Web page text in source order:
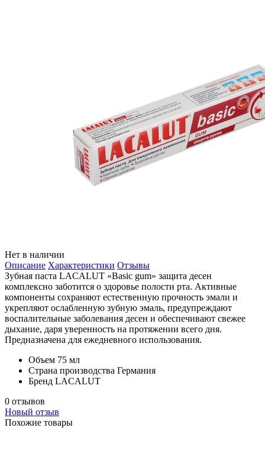
Нет в наличии
Описание Характеристики Отзывы
Зубная паста LACALUT «Basic gum» защита десен
комплексно заботится о здоровье полости рта. Активные
компоненты сохраняют естественную прочность эмали и
укрепляют ослабленную зубную эмаль, предупреждают
воспалительные заболевания десен и обеспечивают свежее
дыхание, даря уверенность на протяжении всего дня.
Предназначена для ежедневного использования.
Объем 75 мл
Страна производства Германия
Бренд LACALUT
0 отзывов
Новый отзыв
Похожие товары